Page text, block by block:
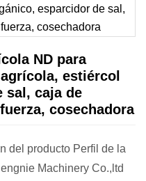
ND para
estiércol
sal, caja de
cosechadora
del producto Perfil de la
Machinery Co.,ltd